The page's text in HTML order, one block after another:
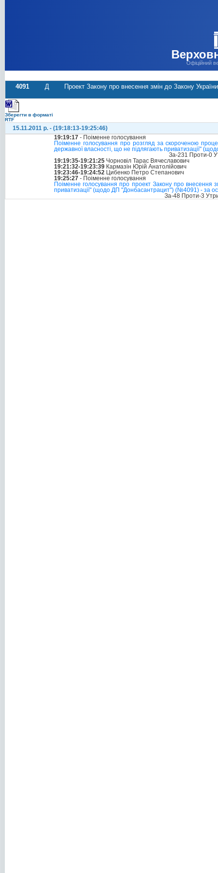
Офіційний
4091 Д Проект Закону про внесення змін до Закону
Зберегти в форматі
RTF
15.11.2011 р. - (19:18:13-19:25:46)
19:19:17 - Поіменне голосування
Поіменне голосування про розгляд за скороченою
державної власності, що не підлягають приватизації"
За-231 Проти-0
19:19:35-19:21:25 Чорновіл Тарас Вячеславович
19:21:32-19:23:39 Кармазін Юрій Анатолійович
19:23:46-19:24:52 Цибенко Петро Степанович
19:25:27 - Поіменне голосування
Поіменне голосування про проект Закону про внесення
приватизації" (щодо ДП "Донбасантрацит") (№4091) - за
За-48 Проти-3